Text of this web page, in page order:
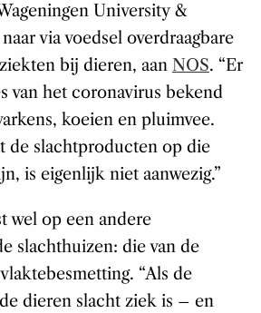
University &
via voedsel overdraagbare
bij dieren, aan NOS. “Er
van het coronavirus bekend
koeien en pluimvee.
de slachtproducten op die
is eigenlijk niet aanwezig.”
wel op een andere
slachthuizen: die van de
“Als de
dieren slacht ziek is – en